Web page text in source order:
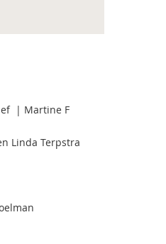
| Martine F
Linda Terpstra